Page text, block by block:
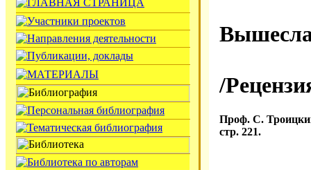
/
Проф. С.
стр. 221.